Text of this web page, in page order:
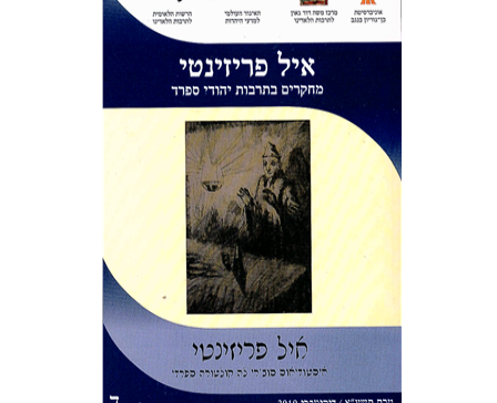
יעקב בן-טולילה
אליעזר פאפו
תמר אלכסנדר-פריזר
הנחת אתר ספר מודפס
$21
$19